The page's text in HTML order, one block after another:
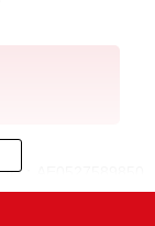
ID：AE0527589850